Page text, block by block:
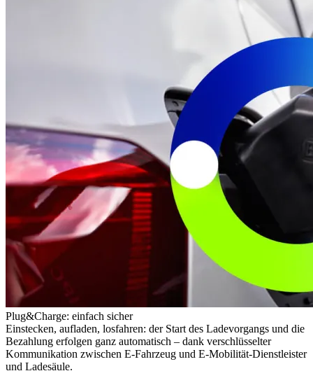
Plug&Charge: einfach sicher
Einstecken, aufladen, losfahren: der Start des Ladevorgangs und die
Bezahlung erfolgen ganz automatisch – dank verschlüsselter
Kommunikation zwischen E-Fahrzeug und E-Mobilität-Dienstleister
und Ladesäule.